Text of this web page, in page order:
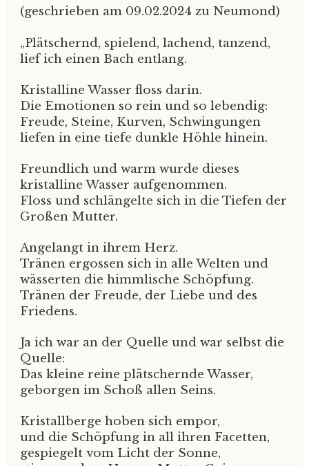
(geschrieben am 09.02.2024 zu Neumond)
„Plätschernd, spielend, lachend, tanzend,
lief ich einen Bach entlang.
Kristalline Wasser floss darin.
Die Emotionen so rein und so lebendig:
Freude, Steine, Kurven, Schwingungen
liefen in eine tiefe dunkle Höhle hinein.
Freundlich und warm wurde dieses
kristalline Wasser aufgenommen.
Floss und schlängelte sich in die Tiefen der
Großen Mutter.
Angelangt in ihrem Herz.
Tränen ergossen sich in alle Welten und
wässerten die himmlische Schöpfung.
Tränen der Freude, der Liebe und des
Friedens.
Ja ich war an der Quelle und war selbst die
Quelle:
Das kleine reine plätschernde Wasser,
geborgen im Schoß allen Seins.
Kristallberge hoben sich empor,
und die Schöpfung in all ihren Facetten,
gespiegelt vom Licht der Sonne,